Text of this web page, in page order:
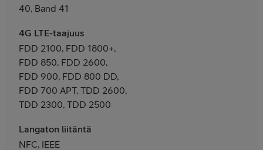
40, Band 41
4G LTE-taajuus
FDD 2100, FDD 1800+,
FDD 850, FDD 2600,
FDD 900, FDD 800 DD,
FDD 700 APT, TDD 2600,
TDD 2300, TDD 2500
Langaton liitäntä
NFC, IEEE